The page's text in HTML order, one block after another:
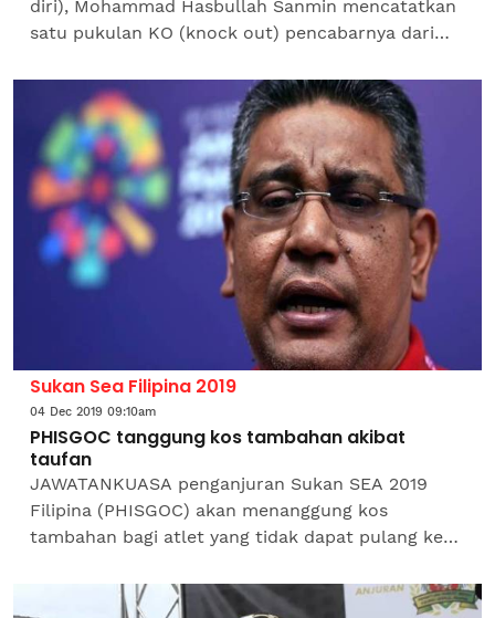
diri), Mohammad Hasbullah Sanmin mencatatkan
satu pukulan KO (knock out) pencabarnya dari
Asia (SEA) Title...
Sukan Sea Filipina 2019
04 Dec 2019 09:10am
PHISGOC tanggung kos tambahan akibat
taufan
JAWATANKUASA penganjuran Sukan SEA 2019
Filipina (PHISGOC) akan menanggung kos
tambahan bagi atlet yang tidak dapat pulang ke
akibat Taufan Kammuri. Ketua...